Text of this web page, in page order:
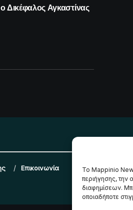
Το Mappinio
περιήγησης, την
διαφημίσεων.
οποιαδήποτε
Δικέφαλος Αγκαστίνας
Επικοινωνία